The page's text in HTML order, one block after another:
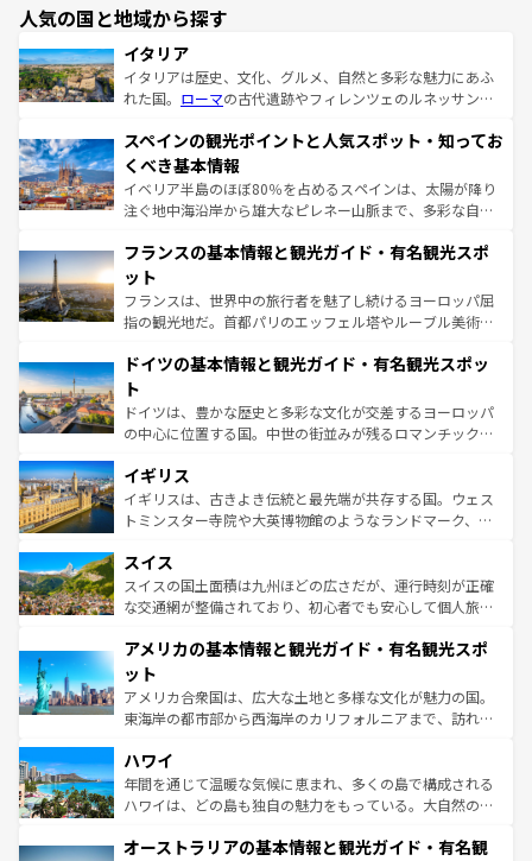
人気の国と地域から探す
イタリア
イタリアは歴史、文化、グルメ、自然と多彩な魅力にあふ
れた国。 ローマの古代遺跡やフィレンツェのルネッサンス
ろん、トスカーナの美しい田園風景やアマルフィ海岸の絶
景など、自然景観も見逃せない。観光の合間には、本場の
ピザやパスタなど、絶品のイタリア料理を堪能することも
できる。朝目覚めてから夜眠るまで、すべての瞬間を楽し
なお、新着のイタリア情報はコンテンツ一覧を参照してほ
しい。
スペインの観光ポイントと人気スポット・知ってお
くべき基本情報
イベリア半島のほぼ80％を占めるスペインは、太陽が降り
注ぐ地中海沿岸から雄大なピレネー山脈まで、多彩な自然
文化が根付くこの国では、情熱的なフラメンコ、熱気あふ
れる闘牛、そして美味しいタパスが生活の一部となってい
る。首都マドリードの洗練された雰囲気や、バルセロナの
アートに溢れた街角から、地方では古代ローマ遺跡や中世
せる。地方によって風土や気候が異なるスペインはその個
ンテンツ一覧 を参照してほしい。
フランスの基本情報と観光ガイド・有名観光スポ
ット
フランスは、世界中の旅行者を魅了し続けるヨーロッパ屈
指の観光地だ。首都パリのエッフェル塔やルーブル美術館
で、幅広い魅力が詰まっている。華麗な宮殿、歴史的な大
聖堂、美しいビーチ、そして豊かな自然が、訪れる者を心
から魅了する。また、フランスは美食の国としても知ら
れ、フランス料理はユネスコ無形文化遺産にも登録されて
香り高いラベンダー畑など、多彩な楽しみ方が可能だ。さ
らに、パリ以外の地域にも魅力が溢れており、どの街角に
も豊かな歴史と文化が息づいている。パリ以外の個性あふ
を参照してほしい。
ドイツの基本情報と観光ガイド・有名観光スポッ
ト
ドイツは、豊かな歴史と多彩な文化が交差するヨーロッパ
の中心に位置する国。中世の街並みが残るロマンチック街
顔を持つこの国は、どこを歩いても飽きることがない。ベ
ルリンの文化的活気、バイエルン州のアルプスの絶景、そ
してライン川沿いのワイン畑といった風景は必見。ビール
は、お酒好きな人にはぜひ体験してほしい。 なお、新着の
ドイツ情報はコンテンツ一覧を参照してほしい。
イギリス
イギリスは、古きよき伝統と最先端が共存する国。ウェス
トミンスター寺院や大英博物館のようなランドマーク、歴
リアごとに異なる魅力がある。また、優雅なアフタヌーン
ティー、ビール好きにはたまらない英国パブ、サッカー観
戦など、本場だからこそできる体験も豊富。イギリスを旅
ンツ一覧を参照してほしい。
スイス
スイスの国土面積は九州ほどの広さだが、運行時刻が正確
な交通網が整備されており、初心者でも安心して個人旅行
の建物がそのまま残る町や、スイスならではのユニークな
博物館もあり、アルプス観光だけでなく町歩きも満喫する
ことができる。国民の所得が高いため物価も高いが、旅行
者向けの交通パス提供のサービスもあり、うまく活用すれ
着のスイス情報は
アメリカの基本情報と観光ガイド・有名観光スポ
ット
アメリカ合衆国は、広大な土地と多様な文化が魅力の国。
東海岸の都市部から西海岸のカリフォルニアまで、訪れる
のような巨大都市は、観光、ショッピング、エンターテイ
ンメントが詰まった刺激的なスポットだ。一方、アメリカ
西部には大自然が広がり、グランドキャニオンやイエロー
部のニューオーリンズでは、音楽と美食が融合した独特の
ハワイ
年間を通じて温暖な気候に恵まれ、多くの島で構成される
ハワイは、どの島も独自の魅力をもっている。大自然の神
ワイ島は見逃せない。また、定番の観光地といえばオアフ
オーストラリアの基本情報と観光ガイド・有名観